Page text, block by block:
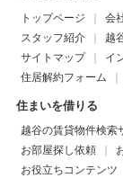
トップページ 会
スタッフ紹介
越
サイトマップ
イ
住居解約フォーム
住まいを借りる
越谷の賃貸物件検索
お部屋探し依頼
お役立ちコンテンツ